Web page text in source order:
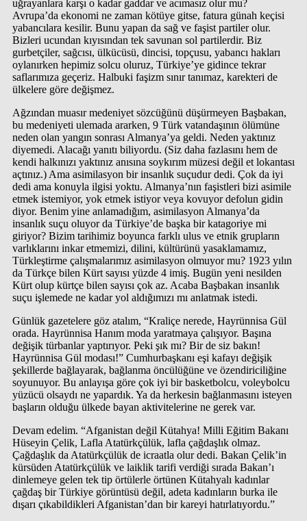
uğrayanlara karşı o kadar gaddar ve acımasız olur mu?
Avrupa’da ekonomi ne zaman kötüye gitse, fatura günah keçisi
yabancılara kesilir. Bunu yapan da sağ ve faşist partiler olur.
Bizleri ucundan kıyısından tek savunan sol partilerdir. Biz
gurbetçiler, sağcısı, ülkücüsü, dincisi, topçusu, yabancı hakları
oylanırken hepimiz solcu oluruz, Türkiye’ye gidince tekrar
saflarımıza geçeriz. Halbuki faşizm sınır tanımaz, karekteri de
ülkelere göre değişmez.
Ağzından muasır medeniyet sözcüğünü düşürmeyen Başbakan,
bu medeniyeti ulemada ararken, 9 Türk vatandaşının ölümüne
neden olan yangın sonrası Almanya’ya geldi. Neden yaktınız
diyemedi. Alacağı yanıtı biliyordu. (Siz daha fazlasını hem de
kendi halkınızı yaktınız anısına soykırım müzesi değil et lokantası
açtınız.) Ama asimilasyon bir insanlık suçudur dedi. Çok da iyi
dedi ama konuyla ilgisi yoktu. Almanya’nın faşistleri bizi asimile
etmek istemiyor, yok etmek istiyor veya kovuyor defolun gidin
diyor. Benim yine anlamadığım, asimilasyon Almanya’da
insanlık suçu oluyor da Türkiye’de başka bir katagoriye mi
giriyor? Bizim tarihimiz boyunca farklı ulus ve etnik grupların
varlıklarını inkar etmemizi, dilini, kültürünü yasaklamamız,
Türkleştirme çalışmalarımız asimilasyon olmuyor mu? 1923 yılın
da Türkçe bilen Kürt sayısı yüzde 4 imiş. Bugün yeni nesilden
Kürt olup kürtçe bilen sayısı çok az. Acaba Başbakan insanlık
suçu işlemede ne kadar yol aldığımızı mı anlatmak istedi.
Günlük gazetelere göz atalım, “Kraliçe nerede, Hayrünnisa Gül
orada. Hayrünnisa Hanım moda yaratmaya çalışıyor. Başına
değişik türbanlar yaptırıyor. Peki şık mı? Bir de siz bakın!
Hayrünnisa Gül modası!” Cumhurbaşkanı eşi kafayı değişik
şekillerde bağlayarak, bağlanma öncülüğüne ve özendiriciliğine
soyunuyor. Bu anlayışa göre çok iyi bir basketbolcu, voleybolcu
yüzücü olsaydı ne yapardık. Ya da herkesin bağlanmasını isteyen
başların olduğu ülkede bayan aktivitelerine ne gerek var.
Devam edelim. “Afganistan değil Kütahya! Milli Eğitim Bakanı
Hüseyin Çelik, Lafla Atatürkçülük, lafla çağdaşlık olmaz.
Çağdaşlık da Atatürkçülük de icraatla olur dedi. Bakan Çelik’in
kürsüden Atatürkçülük ve laiklik tarifi verdiği sırada Bakan’ı
dinlemeye gelen tek tip örtülerle örtünen Kütahyalı kadınlar
çağdaş bir Türkiye görüntüsü değil, adeta kadınların burka ile
dışarı çıkabildikleri Afganistan’dan bir kareyi hatırlatıyordu.”